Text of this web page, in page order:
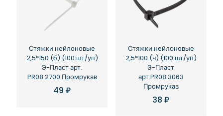
Стяжки нейлоновые
2,5*150 (б) (100 шт/уп)
Э-Пласт арт.
PR08.2700 Промрукав
49₽
Стяжки нейлоновые
2,5*100 (ч) (100 шт/уп)
Э-Пласт
арт.PR08.3063
Промрукав
38₽